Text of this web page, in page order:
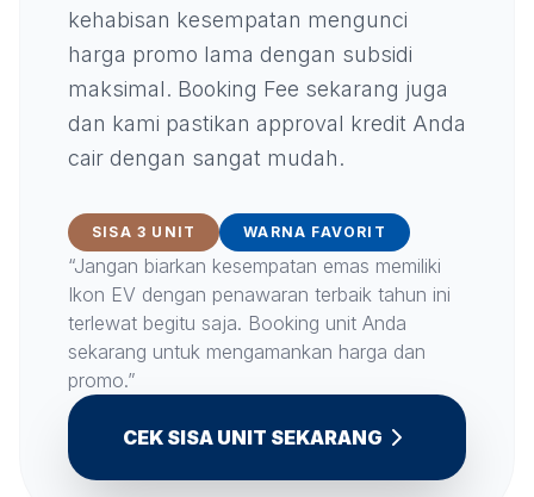
kehabisan kesempatan mengunci
harga promo lama dengan subsidi
maksimal. Booking Fee sekarang juga
dan kami pastikan approval kredit Anda
cair dengan sangat mudah.
SISA 3 UNIT WARNA FAVORIT
“Jangan biarkan kesempatan emas memiliki
Ikon EV dengan penawaran terbaik tahun ini
terlewat begitu saja. Booking unit Anda
sekarang untuk mengamankan harga dan
promo.”
CEK SISA UNIT SEKARANG